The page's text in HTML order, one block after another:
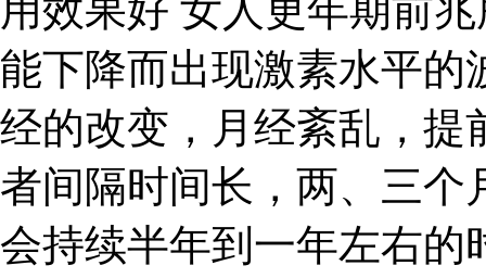
用效果好 女人更年期前
能下降而出现激素水平的
经的改变，月经紊乱，提
者间隔时间长，两、三个
会持续半年到一年左右的